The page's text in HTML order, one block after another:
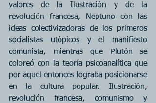
valores de la Ilustración y de la
revolución francesa, Neptuno con las
ideas colectivizadoras de los primeros
socialistas utópicos y el manifiesto
comunista, mientras que Plutón se
coloreó con la teoría psicoanalítica que
por aquel entonces lograba posicionarse
en la cultura popular. Ilustración,
revolución francesa, comunismo y